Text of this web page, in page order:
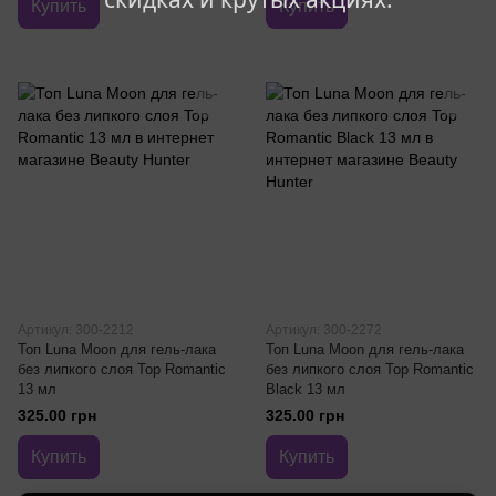
Купить Купить
Артикул: 300-2212
Топ Luna Moon для гель-лака
без липкого слоя Top Romantic
13 мл
325.00 грн
Купить
Артикул: 300-2272
Топ Luna Moon для гель-лака
без липкого слоя Top Romantic
Black 13 мл
325.00 грн
Купить